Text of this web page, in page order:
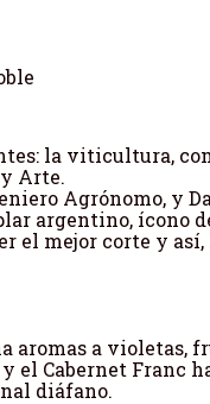
la viticultura,
Arte.
Agrónomo, y
argentino, ícono
el mejor corte y
aromas a violetas,
el Cabernet Franc
diáfano.